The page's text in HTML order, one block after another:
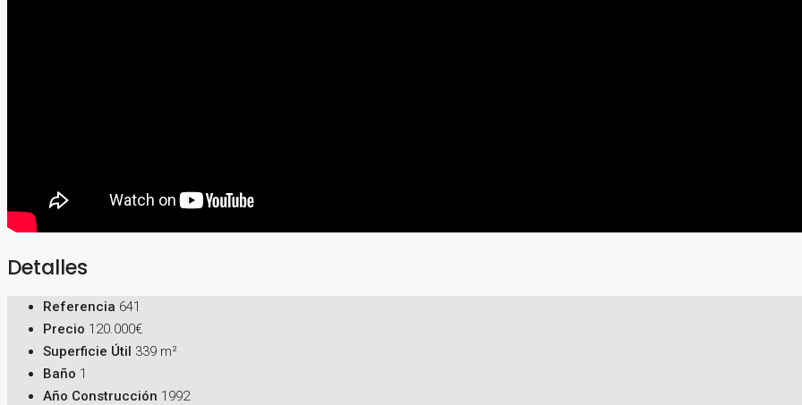
Detalles
Referencia 641
Precio 120.000€
Superficie Útil 339 m²
Baño 1
Año Construcción 1992